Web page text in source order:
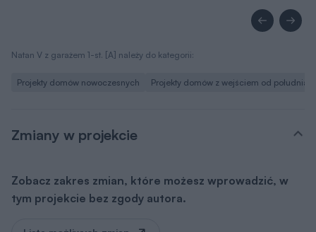
Natan V z garażem 1-st. [A] należy do kategorii:
Projekty domów nowoczesnych Projekty domów z wejściem od południa
Zmiany w projekcie
Zobacz zakres zmian, które możesz wprowadzić, w
tym projekcie bez zgody autora.